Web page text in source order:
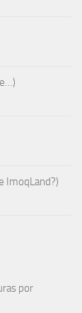
ImoqLand?)
por